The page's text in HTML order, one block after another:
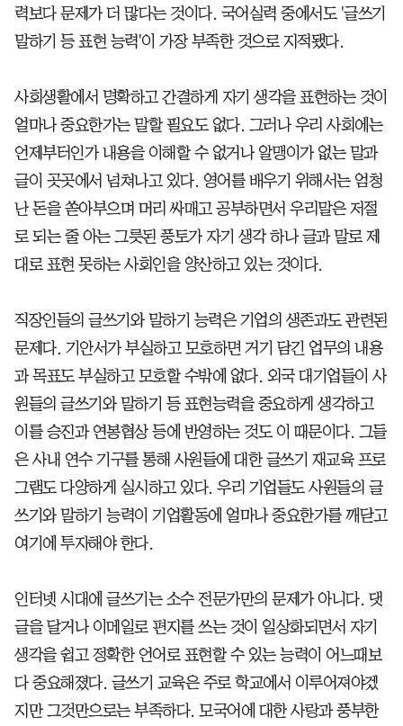
력보다 문제가 더 많다는 것이다. 국어실력 중에서도 '글쓰기
말하기 등 표현 능력'이 가장 부족한 것으로 지적됐다.
사회생활에서 명확하고 간결하게 자기 생각을 표현하는 것이
얼마나 중요한가는 말할 필요도 없다. 그러나 우리 사회에는
언제부터인가 내용을 이해할 수 없거나 알맹이가 없는 말과
글이 곳곳에서 넘쳐나고 있다. 영어를 배우기 위해서는 엄청
난 돈을 쏟아부으며 머리 싸매고 공부하면서 우리말은 저절
로 되는 줄 아는 그릇된 풍토가 자기 생각 하나 글과 말로 제
대로 표현 못하는 사회인을 양산하고 있는 것이다.
직장인들의 글쓰기와 말하기 능력은 기업의 생존과도 관련된
문제다. 기안서가 부실하고 모호하면 거기 담긴 업무의 내용
과 목표도 부실하고 모호할 수밖에 없다. 외국 대기업들이 사
원들의 글쓰기와 말하기 등 표현능력을 중요하게 생각하고
이를 승진과 연봉협상 등에 반영하는 것도 이 때문이다. 그들
은 사내 연수 기구를 통해 사원들에 대한 글쓰기 재교육 프로
그램도 다양하게 실시하고 있다. 우리 기업들도 사원들의 글
쓰기와 말하기 능력이 기업활동에 얼마나 중요한가를 깨닫고
여기에 투자해야 한다.
인터넷 시대에 글쓰기는 소수 전문가만의 문제가 아니다. 댓
글을 달거나 이메일로 편지를 쓰는 것이 일상화되면서 자기
생각을 쉽고 정확한 언어로 표현할 수 있는 능력이 어느때보
다 중요해졌다. 글쓰기 교육은 주로 학교에서 이루어져야겠
지만 그것만으로는 부족하다. 모국어에 대한 사랑과 풍부한